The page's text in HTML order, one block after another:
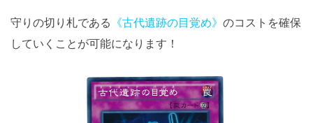
守りの切り札である 《古代遺跡の目覚め》 のコストを確保
していくことが可能になります！